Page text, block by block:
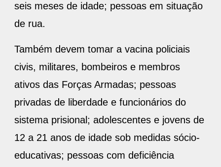
seis meses de idade; pessoas em situação
de rua.
Também devem tomar a vacina policiais
civis, militares, bombeiros e membros
ativos das Forças Armadas; pessoas
privadas de liberdade e funcionários do
sistema prisional; adolescentes e jovens de
12 a 21 anos de idade sob medidas sócio-
educativas; pessoas com deficiência